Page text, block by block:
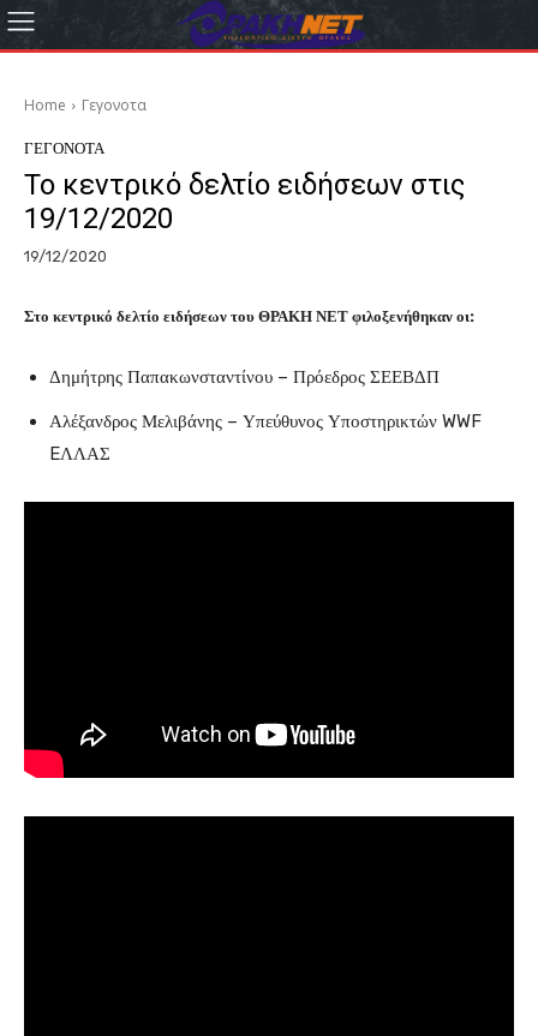
Home Γεγονοτα
ΓΕΓΟΝΟΤΑ
Το κεντρικό δελτίο ειδήσεων στις
19/12/2020
19/12/2020
Στο κεντρικό δελτίο ειδήσεων του ΘΡΑΚΗ ΝΕΤ φιλοξενήθηκαν οι:
Δημήτρης Παπακωνσταντίνου – Πρόεδρος ΣΕΕΒΔΠ
Αλέξανδρος Μελιβάνης – Υπεύθυνος Υποστηρικτών WWF
EΛΛΑΣ